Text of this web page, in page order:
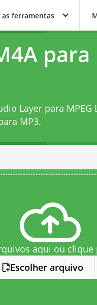
as ferramentas
para
Layer para MPEG
MP3.
aqui ou clique
Escolher arquivo